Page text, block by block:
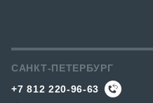
САНКТ-ПЕТЕРБУРГ
+7 812 220-96-63